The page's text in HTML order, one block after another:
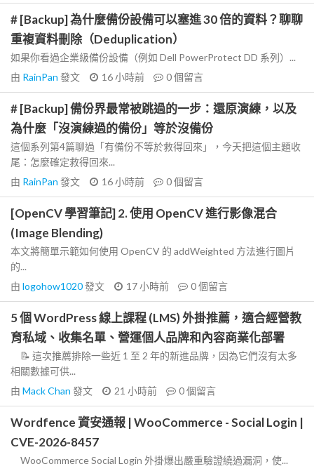
# [Backup] 為什麼備份設備可以塞進 30 倍的資料？聊聊
重複資料刪除（Deduplication）
如果你看過企業級備份設備（例如 Dell PowerProtect DD 系列）...
由 RainPan 發文 16 小時前 0個留言
# [Backup] 備份界最常被跳過的一步：還原演練，以及
為什麼「沒演練過的備份」等於沒備份
這個系列第4篇聊過「有備份不等於救得回來」，今天把這個主題收
尾：怎麼確定救得回來...
由 RainPan 發文 16 小時前 0個留言
[OpenCV 學習筆記] 2. 使用 OpenCV 進行影像混合
(Image Blending)
本文將簡單示範如何使用 OpenCV 的 addWeighted 方法進行圖片
的...
由 logohow1020發文 17 小時前 0個留言
5 個 WordPress 線上課程 (LMS) 外掛推薦，適合經營教
育私域、收集名單、營運個人品牌和內容商業化部署
📝 這次推薦排除一些近 1 至 2 年的新進品牌，因為它們沒有太多
相關數據可供...
由 Mack Chan 發文 21 小時前 0個留言
Wordfence 資安通報 | WooCommerce - Social Login |
CVE-2026-8457
WooCommerce Social Login 外掛爆出嚴重驗證繞過漏洞，使...